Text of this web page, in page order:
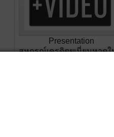
Presentation
สหกรณ์เครดิตยูเนี่ยนหาด